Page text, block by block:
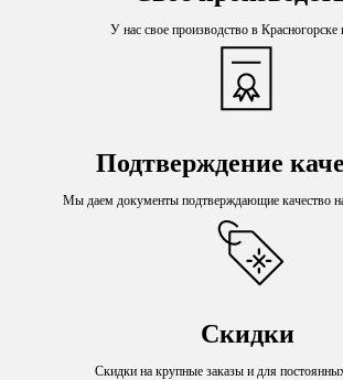
У нас свое производство в Красногорске
Подтверждение
Мы даем документы подтверждающие качество
Скидки
Скидки на крупные заказы и для